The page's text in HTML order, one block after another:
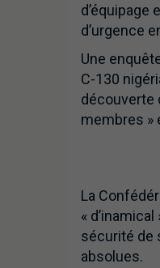
d’équipage
d’urgence
Une
C-130
découverte
membres »
La
«
sécurité de
absolues.